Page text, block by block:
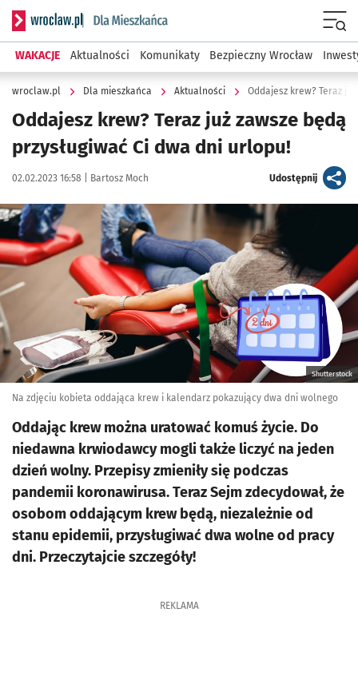
Serwis informacyjny wroclaw.pl podserwis: Dla mieszkańca
WAKACJE Aktualności Komunikaty Bezpieczny Wrocław
wroclaw.pl Dla mieszkańca Aktualności Oddajesz krew? Teraz
Oddajesz krew? Teraz już zawsze będą
przysługiwać Ci dwa dni urlopu!
Data publikacji:
02.02.2023 16:58 | Autor:
Bartosz Moch Udostępnijartykuł
Kliknij, aby powiększyć
Shutterstock
Na zdjęciu kobieta oddająca krew i kalendarz pokazujący dwa dni wolnego
Oddając krew można uratować komuś życie. Do
niedawna krwiodawcy mogli także liczyć na jeden
dzień wolny. Przepisy zmieniły się podczas
pandemii koronawirusa. Teraz Sejm zdecydował, że
osobom oddającym krew będą, niezależnie od
stanu epidemii, przysługiwać dwa wolne od pracy
dni. Przeczytajcie szczegóły!
REKLAMA